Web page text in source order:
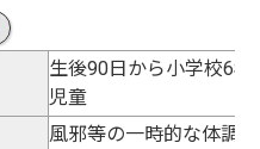
生後90日から小学校6年
児童
風邪等の一時的な体調